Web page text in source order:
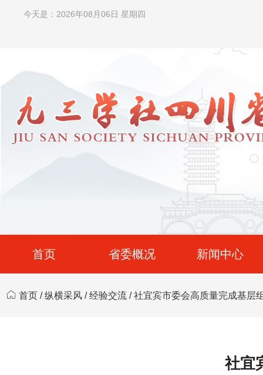
今天是：2026年08月06日 星期四
首页 省委概况 新闻中心
首页 /纵横采风 /经验交流 / 社宜宾市委会高质量完成基层
社宜